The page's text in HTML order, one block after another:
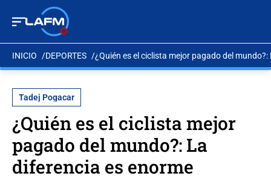
INICIO DEPORTES ¿Quién es el ciclista mejor pagado del
Tadej Pogacar
¿Quién es el ciclista mejor
pagado del mundo?: La
diferencia es enorme